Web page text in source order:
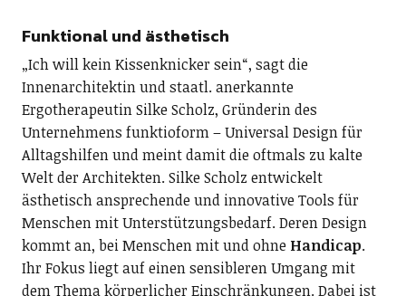
Funktional und ästhetisch
„Ich will kein Kissenknicker sein“, sagt die
Innenarchitektin und staatl. anerkannte
Ergotherapeutin Silke Scholz, Gründerin des
Unternehmens funktioform – Universal Design für
Alltagshilfen und meint damit die oftmals zu kalte
Welt der Architekten. Silke Scholz entwickelt
ästhetisch ansprechende und innovative Tools für
Menschen mit Unterstützungsbedarf. Deren Design
kommt an, bei Menschen mit und ohne Handicap.
Ihr Fokus liegt auf einen sensibleren Umgang mit
dem Thema körperlicher Einschränkungen. Dabei ist